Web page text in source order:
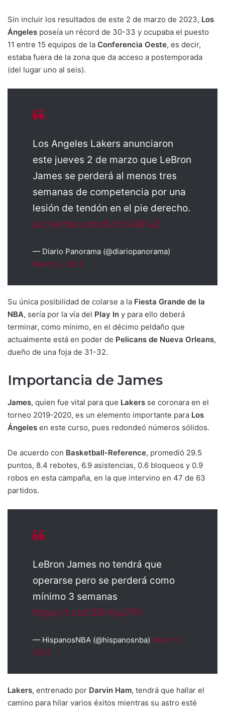
Sin incluir los resultados de este 2 de marzo de 2023, Los
Ángeles poseía un récord de 30-33 y ocupaba el puesto
11 entre 15 equipos de la Conferencia Oeste, es decir,
estaba fuera de la zona que da acceso a postemporada
(del lugar uno al seis).
Los Angeles Lakers anunciaron
este jueves 2 de marzo que LeBron
James se perderá al menos tres
semanas de competencia por una
lesión de tendón en el pie derecho.
pic.twitter.com/6JYckGB1uZ
— Diario Panorama (@diariopanorama)
March 2, 2023
Su única posibilidad de colarse a la Fiesta Grande de la
NBA, sería por la vía del Play In y para ello deberá
terminar, como mínimo, en el décimo peldaño que
actualmente está en poder de Pelicans de Nueva Orleans,
dueño de una foja de 31-32.
Importancia de James
James, quien fue vital para que Lakers se coronara en el
torneo 2019-2020, es un elemento importante para Los
Ángeles en este curso, pues redondeó números sólidos.
De acuerdo con Basketball-Reference, promedió 29.5
puntos, 8.4 rebotes, 6.9 asistencias, 0.6 bloqueos y 0.9
robos en esta campaña, en la que intervino en 47 de 63
partidos.
LeBron James no tendrá que
operarse pero se perderá como
mínimo 3 semanas
https://t.co/CEEiYpu7PV
— HispanosNBA (@hispanosnba) March 3,
2023
Lakers, entrenado por Darvin Ham, tendrá que hallar el
camino para hilar varios éxitos mientras su astro esté